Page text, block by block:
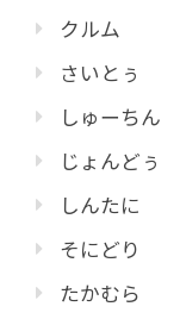
クルム
さいとぅ
しゅーちん
じょんどぅ
しんたに
そにどり
たかむら